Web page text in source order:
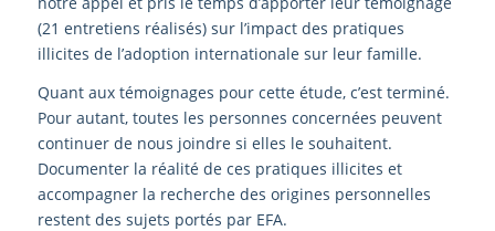
(21 entretiens réalisés) sur l’impact des pratiques
illicites de l’adoption internationale sur leur famille.
Quant aux témoignages pour cette étude, c’est terminé.
Pour autant, toutes les personnes concernées peuvent
continuer de nous joindre si elles le souhaitent.
Documenter la réalité de ces pratiques illicites et
accompagner la recherche des origines personnelles
restent des sujets portés par EFA.